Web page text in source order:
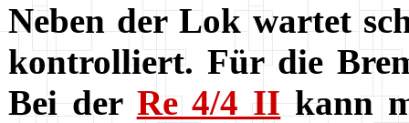
Neben der Lok wartet
kontrolliert. Für die
Bei der Re 4/4 II kann